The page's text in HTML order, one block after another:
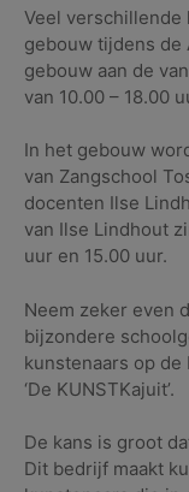
Veel verschillende
gebouw tijdens
gebouw aan de
van 10.00 – 18.00
In het gebouw
van Zangschool
docenten Ilse
van Ilse Lindhout
uur en 15.00 uur.
Neem zeker even
bijzondere
kunstenaars op
‘De KUNSTKajuit’.
De kans is groot
Dit bedrijf maakt